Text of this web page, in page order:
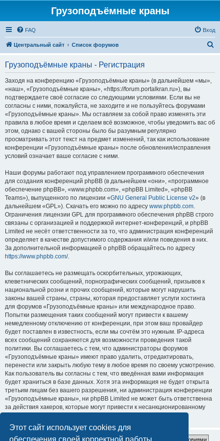
Этот сайт использует cookies для
обеспечения своей корректной работы.
Грузоподъёмные краны
FAQ Вход
Центральный сайт Список форумов
Грузоподъёмные краны - Регистрация
Заходя на конференцию «Грузоподъёмные краны» (в дальнейшем «мы»,
«наш», «Грузоподъёмные краны», «https://forum.portalkran.ru»), вы
подтверждаете своё согласие со следующими условиями. Если вы не
согласны с ними, пожалуйста, не заходите и не пользуйтесь форумами
«Грузоподъёмные краны». Мы оставляем за собой право изменять эти
правила в любое время и сделаем всё возможное, чтобы уведомить вас об
этом, однако с вашей стороны было бы разумным регулярно
просматривать этот текст на предмет изменений, так как использование
конференции «Грузоподъёмные краны» после обновления/исправления
условий означает ваше согласие с ними.
Наши форумы работают под управлением программного обеспечения
для создания конференций phpBB (в дальнейшем «они», «программное
обеспечение phpBB», «www.phpbb.com», «phpBB Limited», «phpBB
Teams»), выпущенного по лицензии «GNU General Public License v2» (в
дальнейшем «GPL»). Скачать его можно по адресу www.phpbb.com.
Ограничения лицензии GPL для программного обеспечения phpBB строго
связаны с организацией и поддержкой интернет-конференций, и phpBB
Limited не несёт ответственности за то, что администрация конференций
определяет в качестве допустимого содержания и/или поведения в них.
За дополнительной информацией о phpBB обращайтесь по адресу
https://www.phpbb.com/.
Вы соглашаетесь не размещать оскорбительных, угрожающих,
клеветнических сообщений, порнографических сообщений, призывов к
национальной розни и прочих сообщений, которые могут нарушить
законы вашей страны, страны, которая предоставляет услуги хостинга
для форумов «Грузоподъёмные краны» или международное право.
Попытки размещения таких сообщений могут привести к вашему
немедленному отключению от конференции, при этом ваш провайдер
будет поставлен в известность, если мы сочтём это нужным. IP-адреса
всех сообщений сохраняются для возможности проведения такой
политики. Вы соглашаетесь с тем, что администраторы форумов
«Грузоподъёмные краны» имеют право удалить, отредактировать,
перенести или закрыть любую тему в любое время по своему усмотрению.
Как пользователь вы согласны с тем, что введённая вами информация
будет храниться в базе данных. Хотя эта информация не будет открыта
третьим лицам без вашего разрешения, ни администрация конференции
«Грузоподъёмные краны», ни phpBB Limited не может быть ответственна
за действия хакеров, которые могут привести к несанкционированному